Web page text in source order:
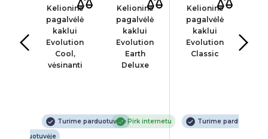
parduotuvėje
Kelioninė
pagalvėlė
kaklui
Evolution
Cool,
vėsinanti
Turime parduotuvėje
Kelioninė
pagalvėlė
kaklui
Evolution
Earth
Deluxe
Pirk internetu
Kelioninė
pagalvėlė
kaklui
Evolution
Classic
Turime parduotuvėje